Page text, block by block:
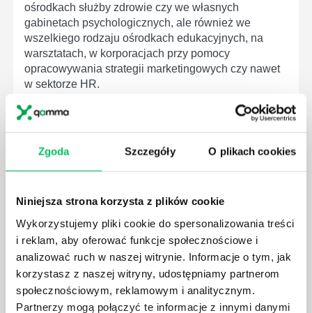
Zgoda Szczegóły O plikach cookies
Niniejsza strona korzysta z plików cookie
Wykorzystujemy pliki cookie do spersonalizowania treści
i reklam, aby oferować funkcje społecznościowe i
analizować ruch w naszej witrynie. Informacje o tym, jak
korzystasz z naszej witryny, udostępniamy partnerom
społecznościowym, reklamowym i analitycznym.
Partnerzy mogą połączyć te informacje z innymi danymi
ośrodkach służby zdrowie czy we własnych
gabinetach psychologicznych, ale również we
wszelkiego rodzaju ośrodkach edukacyjnych, na
warsztatach, w korporacjach przy pomocy
opracowywania strategii marketingowych czy nawet
w sektorze HR.
Utrzymanie wysokiego poziomu motywacji wśród
jednak do najważniejszych zadań każdego
przełożonego i menedżera.